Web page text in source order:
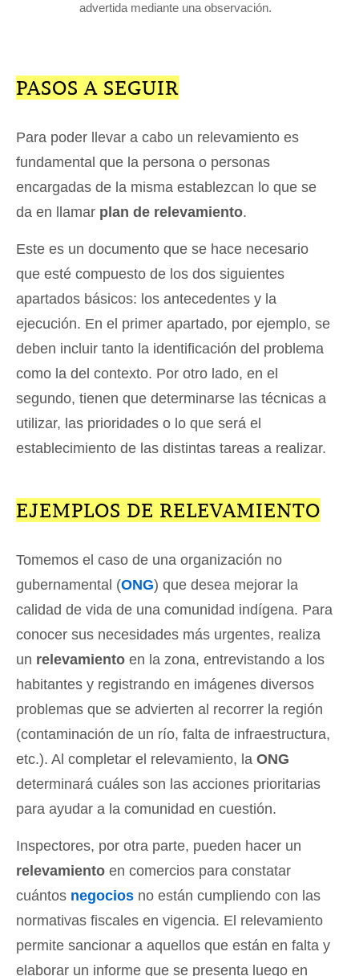
advertida mediante una observación.
PASOS A SEGUIR
Para poder llevar a cabo un relevamiento es
fundamental que la persona o personas
encargadas de la misma establezcan lo que se
da en llamar plan de relevamiento.
Este es un documento que se hace necesario
que esté compuesto de los dos siguientes
apartados básicos: los antecedentes y la
ejecución. En el primer apartado, por ejemplo, se
deben incluir tanto la identificación del problema
como la del contexto. Por otro lado, en el
segundo, tienen que determinarse las técnicas a
utilizar, las prioridades o lo que será el
establecimiento de las distintas tareas a realizar.
EJEMPLOS DE RELEVAMIENTO
Tomemos el caso de una organización no
gubernamental (ONG) que desea mejorar la
calidad de vida de una comunidad indígena. Para
conocer sus necesidades más urgentes, realiza
un relevamiento en la zona, entrevistando a los
habitantes y registrando en imágenes diversos
problemas que se advierten al recorrer la región
(contaminación de un río, falta de infraestructura,
etc.). Al completar el relevamiento, la ONG
determinará cuáles son las acciones prioritarias
para ayudar a la comunidad en cuestión.
Inspectores, por otra parte, pueden hacer un
relevamiento en comercios para constatar
cuántos negocios no están cumpliendo con las
normativas fiscales en vigencia. El relevamiento
permite sancionar a aquellos que están en falta y
elaborar un informe que se presenta luego en